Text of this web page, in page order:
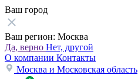
Ваш город
Ваш регион: Москва
Да, верно Нет, другой
О компании Контакты
Москва и Московская область